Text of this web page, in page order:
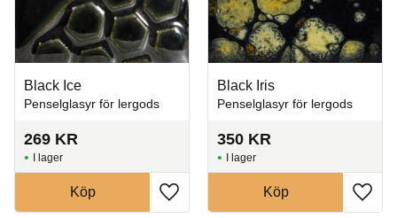
Black Ice
Penselglasyr för lergods
269 KR
Lägg till i favoriter
I lager
Köp
Black Iris
Penselglasyr för lergods
350 KR
Lägg
I lager
Köp